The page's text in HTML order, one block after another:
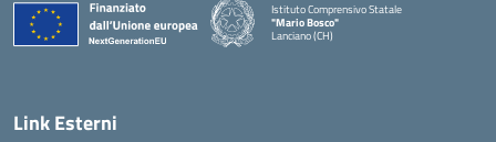
Istituto Comprensivo Statale
"Mario Bosco"
Lanciano (CH)
Link Esterni